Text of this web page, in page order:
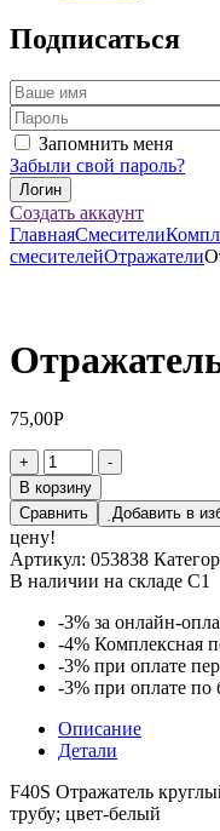
Подписаться
Запомнить меня
Забыли свой пароль?
Создать аккаунт
ГлавнаяСмесители
смесителейОтражатели
75,00Р
+
Количество
товара
Отражатель
40
белый
F40S
-
В корзину
Сравнить
Добавить в
цену!
Артикул: 053838
В наличии на складе С1
-3% за онлайн-
-4% Комплексная
-3% при оплате
-3% при оплате по
Описание
Детали
F40S Отражатель
трубу; цвет-белый